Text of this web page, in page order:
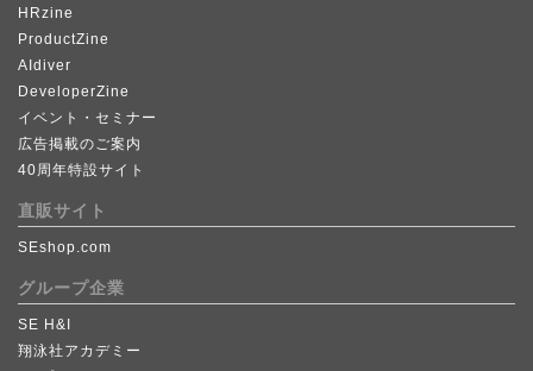
HRzine
ProductZine
AIdiver
DeveloperZine
イベント・セミナー
広告掲載のご案内
40周年特設サイト
直販サイト
SEshop.com
グループ企業
SE H&I
翔泳社アカデミー